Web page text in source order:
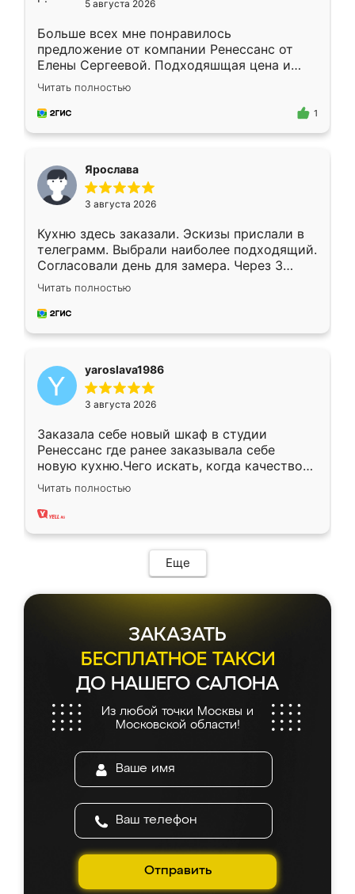
5 августа 2026
Больше всех мне понравилось
предложение от компании Ренессанс от
Елены Сергеевой. Подходяшщая цена и
короткие сроки изготовления. Приехавший
для замера сотрудник Владислав
предложил по моему эскизу самый
Читать полностью
1
Ярослава
3 августа 2026
Кухню здесь заказали. Эскизы прислали в
телеграмм. Выбрали наиболее подходящий.
Согласовали день для замера. Через 3
недели кухня была уже готова. Остались
довольны работой. Спасибо Ренессанс
мебель за качественную работу!
Читать полностью
yaroslava1986
3 августа 2026
Заказала себе новый шкаф в студии
Ренессанс где ранее заказывала себе
новую кухню.Чего искать, когда качеством
вполне довольна. Служит кухня уже почти
два года, нареканий нет.
Читать полностью
Еще
ЗАКАЗАТЬ
БЕСПЛАТНОЕ ТАКСИ
ДО НАШЕГО САЛОНА
Из любой точки Москвы и
Московской области!
Отправить